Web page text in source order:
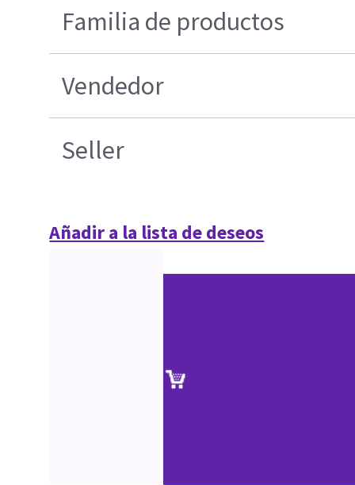
Familia de productos
Vendedor
Seller
Añadir a la lista de deseos